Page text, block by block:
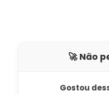
🚀 Não
Gostou